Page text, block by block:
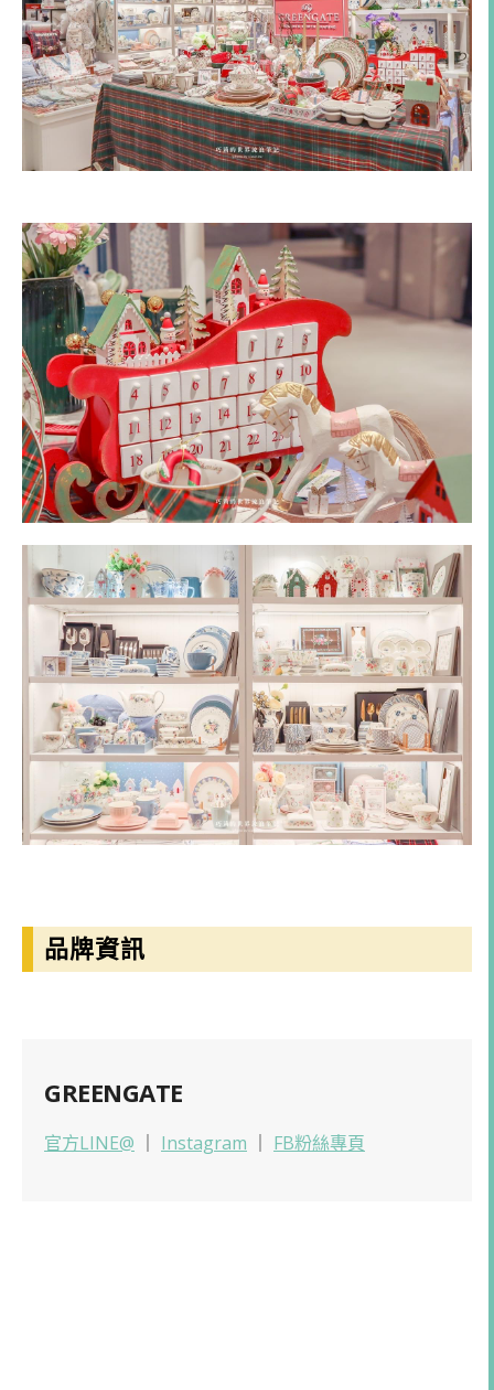
品牌資訊
GREENGATE
官方LINE@ Instagram FB粉絲專頁